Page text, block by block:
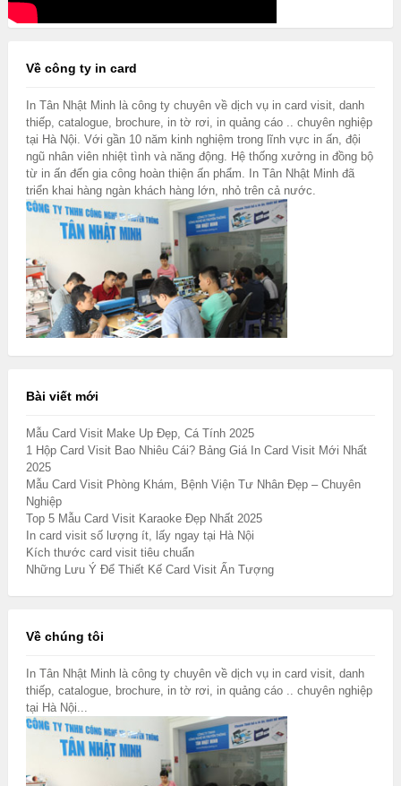
Về công ty in card
In Tân Nhật Minh là công ty chuyên về dịch vụ in card visit, danh
thiếp, catalogue, brochure, in tờ rơi, in quảng cáo .. chuyên nghiệp
tại Hà Nội. Với gần 10 năm kinh nghiệm trong lĩnh vực in ấn, đội
ngũ nhân viên nhiệt tình và năng động. Hệ thống xưởng in đồng bộ
từ in ấn đến gia công hoàn thiện ấn phẩm. In Tân Nhật Minh đã
triển khai hàng ngàn khách hàng lớn, nhỏ trên cả nước.
Bài viết mới
Mẫu Card Visit Make Up Đẹp, Cá Tính 2025
1 Hộp Card Visit Bao Nhiêu Cái? Bảng Giá In Card Visit Mới Nhất
2025
Mẫu Card Visit Phòng Khám, Bệnh Viện Tư Nhân Đẹp – Chuyên
Nghiệp
Top 5 Mẫu Card Visit Karaoke Đẹp Nhất 2025
In card visit số lượng ít, lấy ngay tại Hà Nội
Kích thước card visit tiêu chuẩn
Những Lưu Ý Để Thiết Kế Card Visit Ấn Tượng
Về chúng tôi
In Tân Nhật Minh là công ty chuyên về dịch vụ in card visit, danh
thiếp, catalogue, brochure, in tờ rơi, in quảng cáo .. chuyên nghiệp
tại Hà Nội...